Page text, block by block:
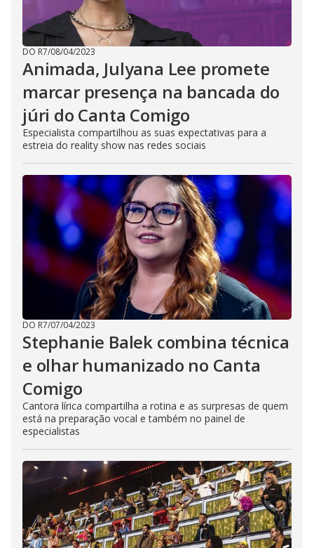
DO R7/08/04/2023
Animada, Julyana Lee promete
marcar presença na bancada do
júri do Canta Comigo
Especialista compartilhou as suas expectativas para a
estreia do reality show nas redes sociais
DO R7/07/04/2023
Stephanie Balek combina técnica
e olhar humanizado no Canta
Comigo
Cantora lírica compartilha a rotina e as surpresas de quem
está na preparação vocal e também no painel de
especialistas